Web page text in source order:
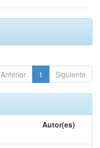
Anterior 1 Siguiente
Autor(es)